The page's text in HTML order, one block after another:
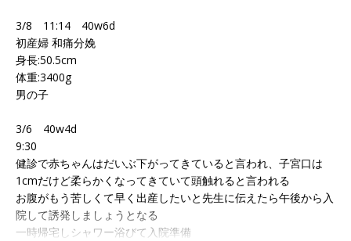
3/8 11:14 40w6d
初産婦 和痛分娩
身長:50.5cm
体重:3400g
男の子
3/6 40w4d
9:30
健診で赤ちゃんはだいぶ下がってきていると言われ、子宮口は
1cmだけど柔らかくなってきていて頭触れると言われる
お腹がもう苦しくて早く出産したいと先生に伝えたら午後から入
院して誘発しましょうとなる
一時帰宅しシャワー浴びて入院準備